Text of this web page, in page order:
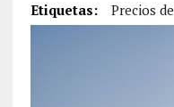
Etiquetas: Precios